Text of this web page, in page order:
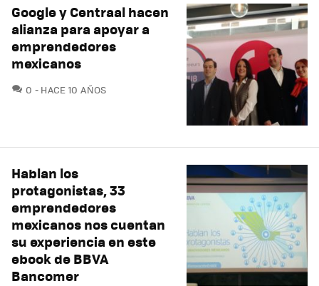
Google y Centraal hacen
alianza para apoyar a
emprendedores
mexicanos
0 COMENTARIOS
HACE 10 AÑOS
Hablan los
protagonistas, 33
emprendedores
mexicanos nos cuentan
su experiencia en este
ebook de BBVA
Bancomer